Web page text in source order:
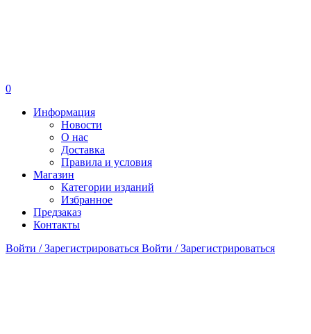
0
Информация
Новости
О нас
Доставка
Правила и условия
Магазин
Категории изданий
Избранное
Предзаказ
Контакты
Войти / Зарегистрироваться Войти / Зарегистрироваться